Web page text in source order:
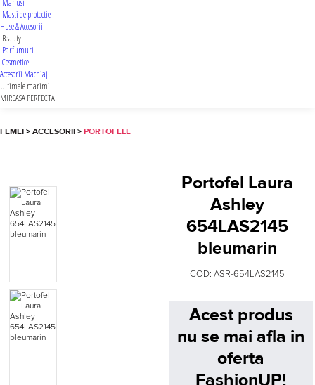
Manusi
Masti de protectie
Huse & Accesorii
Beauty
Parfumuri
Cosmetice
Accesorii Machiaj
Ultimele marimi
MIREASA PERFECTA
FEMEI>ACCESORII>PORTOFELE
Portofel Laura
Ashley
654LAS2145
bleumarin
COD:ASR-654LAS2145
Acest produs
nu se mai afla in
oferta
FashionUP!